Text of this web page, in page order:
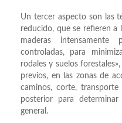
Un tercer aspecto son las
reducido, que se refieren a
maderas intensamente
controladas, para
rodales y suelos
previos, en las zonas de
caminos, corte,
posterior para
general.